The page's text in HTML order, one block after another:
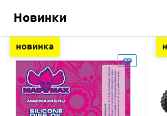
Новинки
новинка